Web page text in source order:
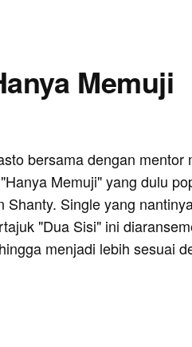
Memuji
bersama dengan mentor
Memuji" yang dulu
Single yang
"Dua Sisi" ini
menjadi lebih sesuai